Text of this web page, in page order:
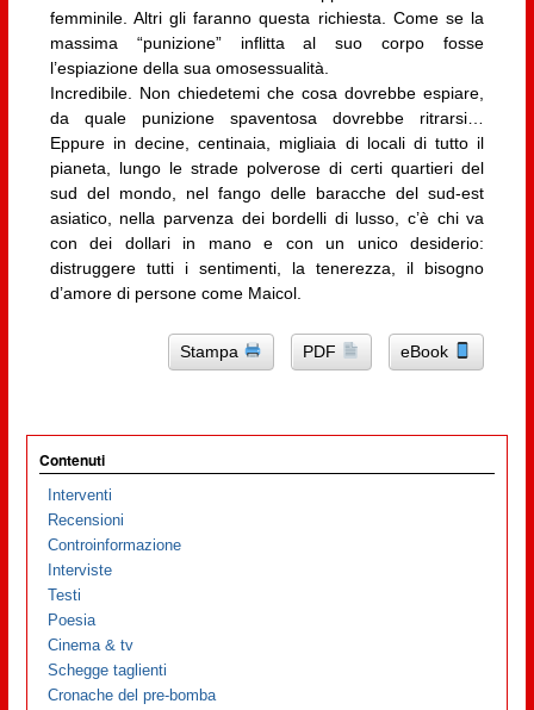
femminile. Altri gli faranno questa richiesta. Come se la
massima “punizione” inflitta al suo corpo fosse
l’espiazione della sua omosessualità.
Incredibile. Non chiedetemi che cosa dovrebbe espiare,
da quale punizione spaventosa dovrebbe ritrarsi…
Eppure in decine, centinaia, migliaia di locali di tutto il
pianeta, lungo le strade polverose di certi quartieri del
sud del mondo, nel fango delle baracche del sud-est
asiatico, nella parvenza dei bordelli di lusso, c’è chi va
con dei dollari in mano e con un unico desiderio:
distruggere tutti i sentimenti, la tenerezza, il bisogno
d’amore di persone come Maicol.
Stampa PDF eBook
Contenuti
Interventi
Recensioni
Controinformazione
Interviste
Testi
Poesia
Cinema & tv
Schegge taglienti
Cronache del pre-bomba